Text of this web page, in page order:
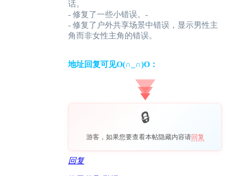
话。
- 修复了一些小错误。-
- 修复了户外共享场景中错误，显示男性主
角而非女性主角的错误。
地址回复可见O(∩_∩)O：
游客，如果您要查看本帖隐藏内容请回复
回复